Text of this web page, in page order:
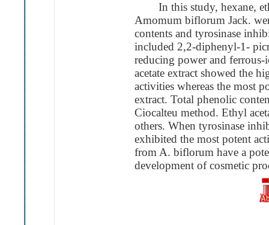
In this study, hexane,
Amomum biflorum Jack.
contents and tyrosinase
included 2,2-diphenyl-1-
reducing power and
acetate extract showed the
activities whereas the most
extract. Total phenolic
Ciocalteu method. Ethyl
others. When tyrosinase
exhibited the most potent
from A. biflorum have a
development of cosmetic